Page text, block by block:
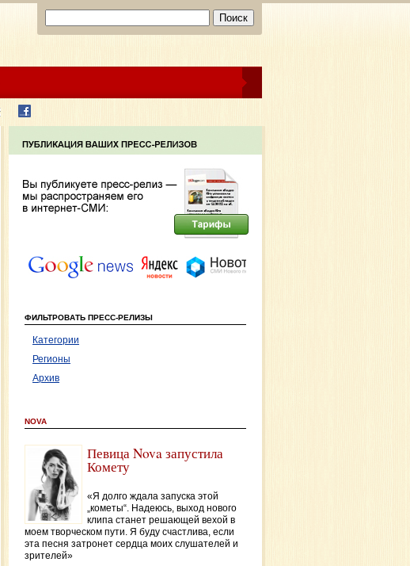
ФИЛЬТРОВАТЬ ПРЕСС-РЕЛИЗЫ
Категории
Регионы
Архив
NOVA
Певица Nova запустила
Комету
«Я долго ждала запуска этой
„кометы“. Надеюсь, выход нового
клипа станет решающей вехой в
моем творческом пути. Я буду счастлива, если
эта песня затронет сердца моих слушателей и
зрителей»